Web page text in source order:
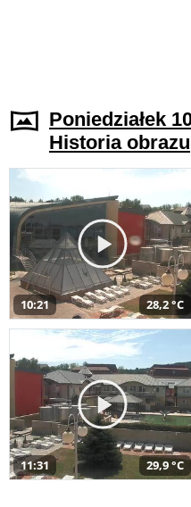
Poniedziałek
Historia obrazu
10:21 28,2 °C
11:31 29,9 °C